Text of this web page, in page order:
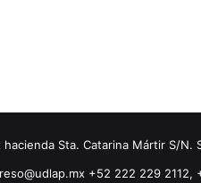
Sta. Catarina Mártir S/
+52 222 229 2112,